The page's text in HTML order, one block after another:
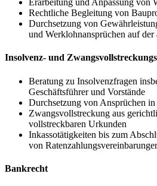
Erarbeitung und Anpassung von
Rechtliche Begleitung von
Durchsetzung von
und Werklohnansprüchen auf der
Insolvenz- und
Beratung zu Insolvenzfragen
Geschäftsführer und Vorstände
Durchsetzung von Ansprüchen
Zwangsvollstreckung aus
vollstreckbaren Urkunden
Inkassotätigkeiten bis zum
von
Bankrecht